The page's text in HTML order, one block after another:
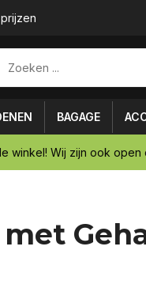
BAGAGE
winkel! Wij zijn ook open